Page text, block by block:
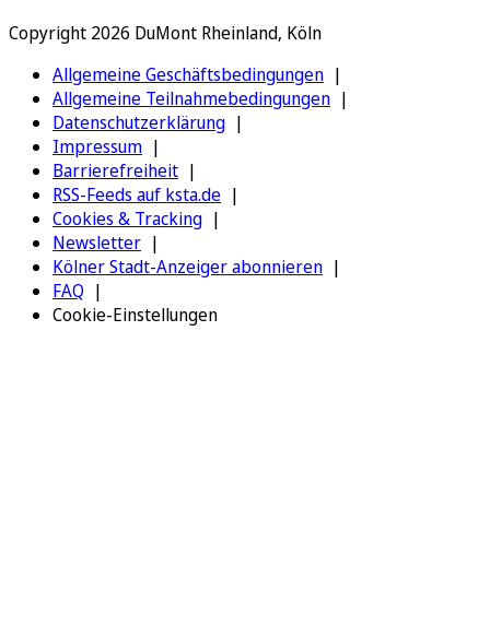
Copyright 2026 DuMont Rheinland, Köln
Allgemeine Geschäftsbedingungen
Allgemeine Teilnahmebedingungen
Datenschutzerklärung
Impressum
Barrierefreiheit
RSS-Feeds auf ksta.de
Cookies & Tracking
Newsletter
Kölner Stadt-Anzeiger abonnieren
FAQ
Cookie-Einstellungen